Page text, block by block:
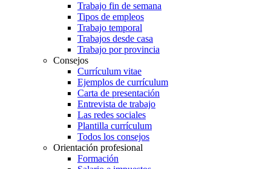
Trabajo fin de semana
Tipos de empleos
Trabajo temporal
Trabajos desde casa
Trabajo por provincia
Consejos
Currículum vitae
Ejemplos de currículum
Carta de presentación
Entrevista de trabajo
Las redes sociales
Plantilla currículum
Todos los consejos
Orientación profesional
Formación